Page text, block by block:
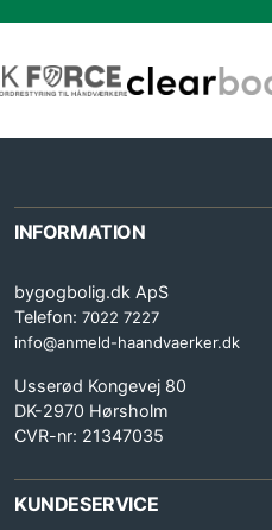
INFORMATION
bygogbolig.dk ApS
Telefon: 7022 7227
info@anmeld-haandvaerker.dk
Usserød Kongevej 80
DK-2970 Hørsholm
CVR-nr: 21347035
KUNDESERVICE